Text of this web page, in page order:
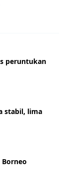
peruntukan
stabil, lima